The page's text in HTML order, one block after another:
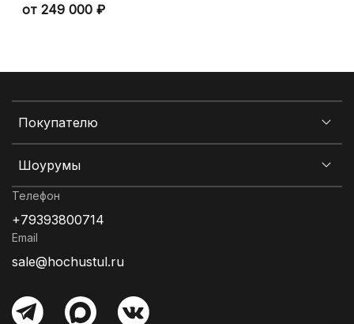
от 249 000 ₽
Покупателю
Шоурумы
Телефон
+79393800714
Email
sale@hochustul.ru